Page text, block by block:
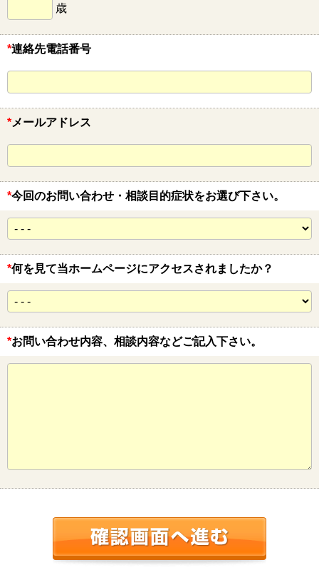
歳
*連絡先電話番号
*メールアドレス
*今回のお問い合わせ・相談目的症状をお選び下さい。
*何を見て当ホームページにアクセスされましたか？
*お問い合わせ内容、相談内容などご記入下さい。